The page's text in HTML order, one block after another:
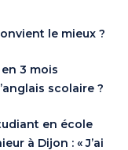
le mieux ?
3 mois
scolaire ?
en école
à Dijon : « J’ai